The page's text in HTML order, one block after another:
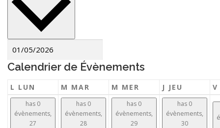
Calendrier de Évènements
L LUN M MAR M MER J JEU
has 0
évènements,
27
has 0
évènements,
28
has 0
évènements,
29
has 0
évènements,
30